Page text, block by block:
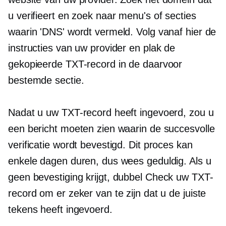
u verifieert en zoek naar menu's of secties
waarin 'DNS' wordt vermeld. Volg vanaf hier de
instructies van uw provider en plak de
gekopieerde TXT-record in de daarvoor
bestemde sectie.
Nadat u uw TXT-record heeft ingevoerd, zou u
een bericht moeten zien waarin de succesvolle
verificatie wordt bevestigd. Dit proces kan
enkele dagen duren, dus wees geduldig. Als u
geen bevestiging krijgt, dubbel Check uw TXT-
record om er zeker van te zijn dat u de juiste
tekens heeft ingevoerd.